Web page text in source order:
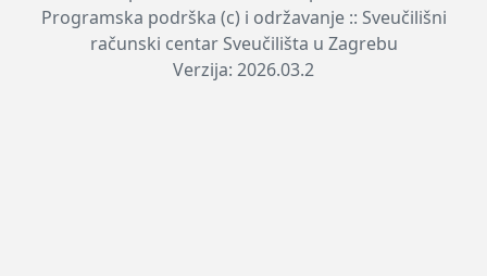
Programska podrška (c) i održavanje :: Sveučilišni
računski centar Sveučilišta u Zagrebu
Verzija: 2026.03.2